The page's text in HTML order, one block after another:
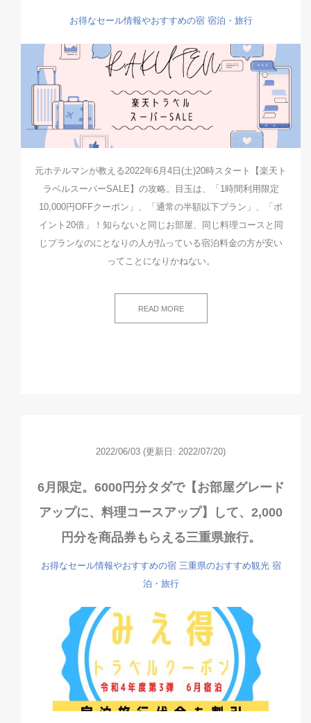
お得なセール情報やおすすめの宿 宿泊・旅行
元ホテルマンが教える2022年6月4日(土)20時スタート【楽天ト
ラベルスーパーSALE】の攻略。目玉は、「1時間利用限定
10,000円OFFクーポン」、「通常の半額以下プラン」、「ポ
イント20倍」！知らないと同じお部屋、同じ料理コースと同
じプランなのにとなりの人が払っている宿泊料金の方が安い
ってことになりかねない。
READ MORE
2022/06/03 (更新日: 2022/07/20)
6月限定。6000円分タダで【お部屋グレード
アップに、料理コースアップ】して、2,000
円分を商品券もらえる三重県旅行。
お得なセール情報やおすすめの宿 三重県のおすすめ観光 宿
泊・旅行